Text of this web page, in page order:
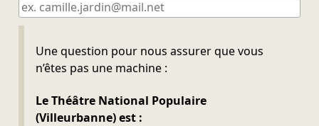
Une question pour nous assurer que vous
n’êtes pas une machine :
Le Théâtre National Populaire
(Villeurbanne) est :
Ne pas remplir